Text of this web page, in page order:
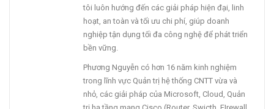
tôi luôn hướng đến các giải pháp hiện đại, linh
hoạt, an toàn và tối ưu chi phí, giúp doanh
nghiệp tận dụng tối đa công nghệ để phát triển
bền vững.
Phương Nguyễn có hơn 16 năm kinh nghiệm
trong lĩnh vực Quản trị hệ thống CNTT vừa và
nhỏ, các giải pháp của Microsoft, Cloud, Quản